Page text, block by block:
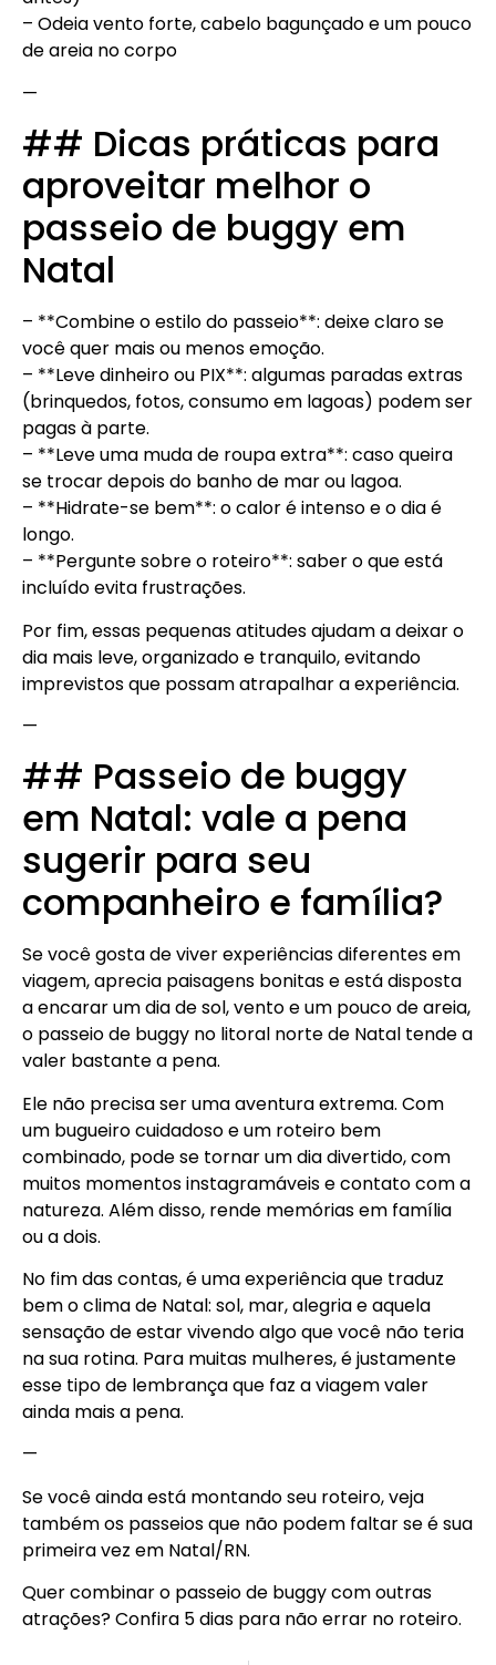
– Odeia vento forte, cabelo bagunçado e um pouco
de areia no corpo
—
## Dicas práticas para
aproveitar melhor o
passeio de buggy em
Natal
– **Combine o estilo do passeio**: deixe claro se
você quer mais ou menos emoção.
– **Leve dinheiro ou PIX**: algumas paradas extras
(brinquedos, fotos, consumo em lagoas) podem ser
pagas à parte.
– **Leve uma muda de roupa extra**: caso queira
se trocar depois do banho de mar ou lagoa.
– **Hidrate-se bem**: o calor é intenso e o dia é
longo.
– **Pergunte sobre o roteiro**: saber o que está
incluído evita frustrações.
Por fim, essas pequenas atitudes ajudam a deixar o
dia mais leve, organizado e tranquilo, evitando
imprevistos que possam atrapalhar a experiência.
—
## Passeio de buggy
em Natal: vale a pena
sugerir para seu
companheiro e família?
Se você gosta de viver experiências diferentes em
viagem, aprecia paisagens bonitas e está disposta
a encarar um dia de sol, vento e um pouco de areia,
o passeio de buggy no litoral norte de Natal tende a
valer bastante a pena.
Ele não precisa ser uma aventura extrema. Com
um bugueiro cuidadoso e um roteiro bem
combinado, pode se tornar um dia divertido, com
muitos momentos instagramáveis e contato com a
natureza. Além disso, rende memórias em família
ou a dois.
No fim das contas, é uma experiência que traduz
bem o clima de Natal: sol, mar, alegria e aquela
sensação de estar vivendo algo que você não teria
na sua rotina. Para muitas mulheres, é justamente
esse tipo de lembrança que faz a viagem valer
ainda mais a pena.
—
Se você ainda está montando seu roteiro, veja
também os passeios que não podem faltar se é sua
primeira vez em Natal/RN.
Quer combinar o passeio de buggy com outras
atrações? Confira 5 dias para não errar no roteiro.